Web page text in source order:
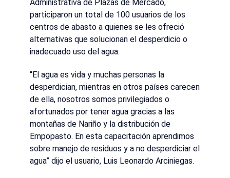
Administrativa de Plazas de Mercado,
participaron un total de 100 usuarios de los
centros de abasto a quienes se les ofreció
alternativas que solucionan el desperdicio o
inadecuado uso del agua.
“El agua es vida y muchas personas la
desperdician, mientras en otros países carecen
de ella, nosotros somos privilegiados o
afortunados por tener agua gracias a las
montañas de Nariño y la distribución de
Empopasto. En esta capacitación aprendimos
sobre manejo de residuos y a no desperdiciar el
agua” dijo el usuario, Luis Leonardo Arciniegas.